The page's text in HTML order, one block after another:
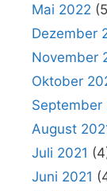
Mai 2022
Dezember
November
Oktober
September
August
Juli 2021
Juni 2021